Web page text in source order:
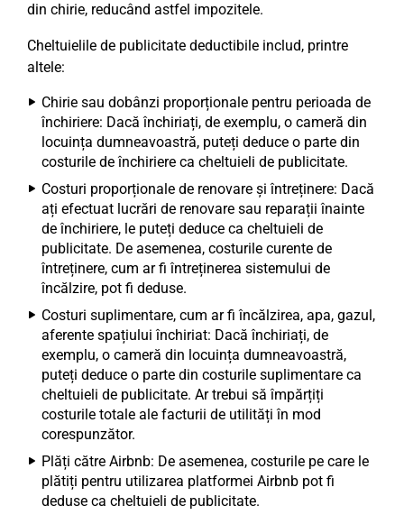
din chirie, reducând astfel impozitele.
Cheltuielile de publicitate deductibile includ, printre
altele:
Chirie sau dobânzi proporționale pentru perioada de
închiriere: Dacă închiriați, de exemplu, o cameră din
locuința dumneavoastră, puteți deduce o parte din
costurile de închiriere ca cheltuieli de publicitate.
Costuri proporționale de renovare și întreținere: Dacă
ați efectuat lucrări de renovare sau reparații înainte
de închiriere, le puteți deduce ca cheltuieli de
publicitate. De asemenea, costurile curente de
întreținere, cum ar fi întreținerea sistemului de
încălzire, pot fi deduse.
Costuri suplimentare, cum ar fi încălzirea, apa, gazul,
aferente spațiului închiriat: Dacă închiriați, de
exemplu, o cameră din locuința dumneavoastră,
puteți deduce o parte din costurile suplimentare ca
cheltuieli de publicitate. Ar trebui să împărțiți
costurile totale ale facturii de utilități în mod
corespunzător.
Plăți către Airbnb: De asemenea, costurile pe care le
plătiți pentru utilizarea platformei Airbnb pot fi
deduse ca cheltuieli de publicitate.